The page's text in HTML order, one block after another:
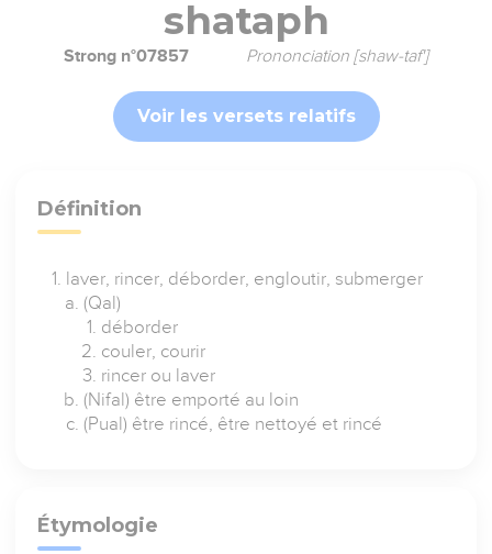
shataph
Strong n°07857 Prononciation [shaw-taf']
Voir les versets relatifs
Définition
laver, rincer, déborder, engloutir, submerger
(Qal)
déborder
couler, courir
rincer ou laver
(Nifal) être emporté au loin
(Pual) être rincé, être nettoyé et rincé
Étymologie